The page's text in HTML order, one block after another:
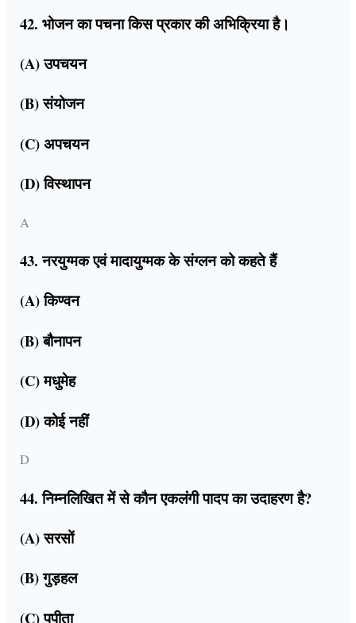
42. भोजन का पचना किस प्रकार की अभिक्रिया है।
(A) उपचयन
(B) संयोजन
(C) अपचयन
(D) विस्थापन
A
43. नरयुग्मक एवं मादायुग्मक के संग्लन को कहते हैं
(A) किण्वन
(B) बौनापन
(C) मधुमेह
(D) कोई नहीं
D
44. निम्नलिखित में से कौन एकलंगी पादप का उदाहरण है?
(A) सरसों
(B) गुड़हल
(C) पपीता